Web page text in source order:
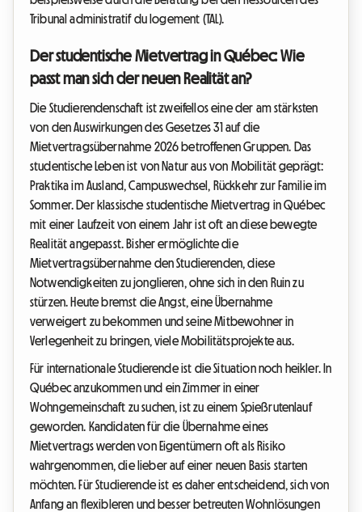
Tribunal administratif du logement (TAL).
Der studentische Mietvertrag in Québec: Wie
passt man sich der neuen Realität an?
Die Studierendenschaft ist zweifellos eine der am stärksten
von den Auswirkungen des Gesetzes 31 auf die
Mietvertragsübernahme 2026 betroffenen Gruppen. Das
studentische Leben ist von Natur aus von Mobilität geprägt:
Praktika im Ausland, Campuswechsel, Rückkehr zur Familie im
Sommer. Der klassische studentische Mietvertrag in Québec
mit einer Laufzeit von einem Jahr ist oft an diese bewegte
Realität angepasst. Bisher ermöglichte die
Mietvertragsübernahme den Studierenden, diese
Notwendigkeiten zu jonglieren, ohne sich in den Ruin zu
stürzen. Heute bremst die Angst, eine Übernahme
verweigert zu bekommen und seine Mitbewohner in
Verlegenheit zu bringen, viele Mobilitätsprojekte aus.
Für internationale Studierende ist die Situation noch heikler. In
Québec anzukommen und ein Zimmer in einer
Wohngemeinschaft zu suchen, ist zu einem Spießrutenlauf
geworden. Kandidaten für die Übernahme eines
Mietvertrags werden von Eigentümern oft als Risiko
wahrgenommen, die lieber auf einer neuen Basis starten
möchten. Für Studierende ist es daher entscheidend, sich von
Anfang an flexibleren und besser betreuten Wohnlösungen